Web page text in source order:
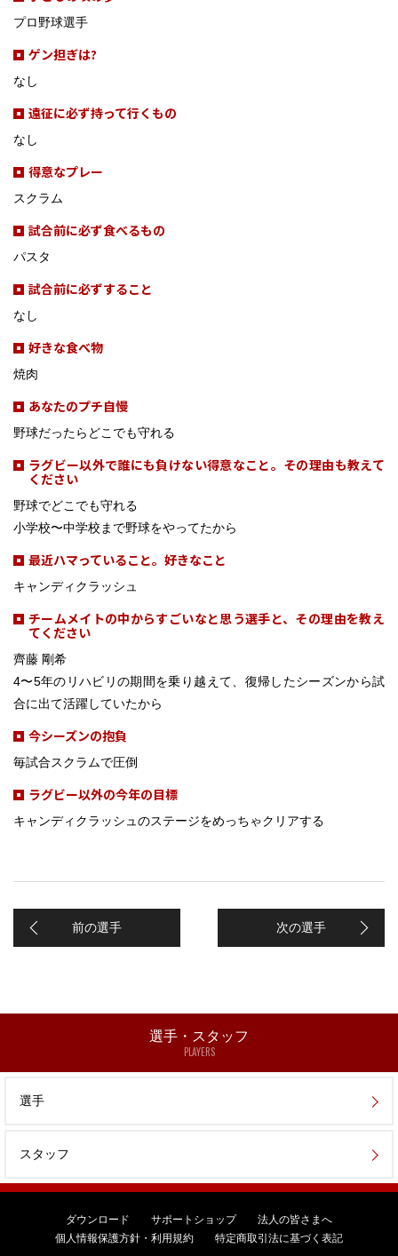
プロ野球選手
ゲン担ぎは?
なし
遠征に必ず持って行くもの
なし
得意なプレー
スクラム
試合前に必ず食べるもの
パスタ
試合前に必ずすること
なし
好きな食べ物
焼肉
あなたのプチ自慢
野球だったらどこでも守れる
ラグビー以外で誰にも負けない得意なこと。その理由も教えて
ください
野球でどこでも守れる
小学校〜中学校まで野球をやってたから
最近ハマっていること。好きなこと
キャンディクラッシュ
チームメイトの中からすごいなと思う選手と、その理由を教え
てください
齊藤 剛希
4〜5年のリハビリの期間を乗り越えて、復帰したシーズンから試
合に出て活躍していたから
今シーズンの抱負
毎試合スクラムで圧倒
ラグビー以外の今年の目標
キャンディクラッシュのステージをめっちゃクリアする
前の選手 次の選手
選手・スタッフ
PLAYERS
選手
スタッフ
ダウンロード サポートショップ
法人の皆さまへ
個人情報保護方針・利用規約
特定商取引法に基づく表記